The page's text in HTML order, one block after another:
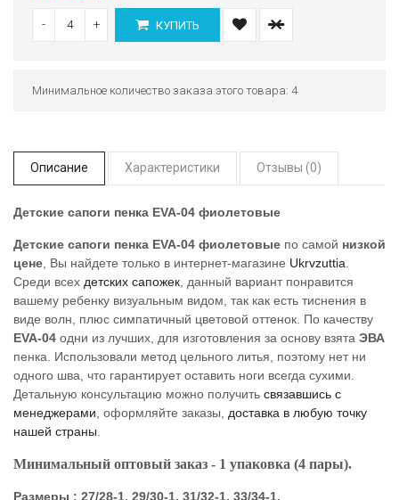
- + КУПИТЬ
Минимальное количество заказа этого товара: 4
Описание Характеристики Отзывы (0)
Детские сапоги пенка EVA-04 фиолетовые
Детские сапоги пенка EVA-04 фиолетовые по самой низкой
цене , Вы найдете только в интернет-магазине Ukrvzuttia
Среди всех детских сапожек , данный вариант понравится
вашему ребенку визуальным видом, так как есть тиснения в
виде волн, плюс симпатичный цветовой оттенок. По качеству
EVA-04 одни из лучших, для изготовления за основу взята ЭВА
пенка. Использовали метод цельного литья, поэтому нет ни
одного шва, что гарантирует оставить ноги всегда сухими.
Детальную консультацию можно получить связавшись с
менеджерами , оформляйте заказы, доставка в любую точку
нашей страны
Минимальный оптовый заказ - 1 упаковка (4 пары).
Размеры : 27/28-1, 29/30-1, 31/32-1, 33/34-1.